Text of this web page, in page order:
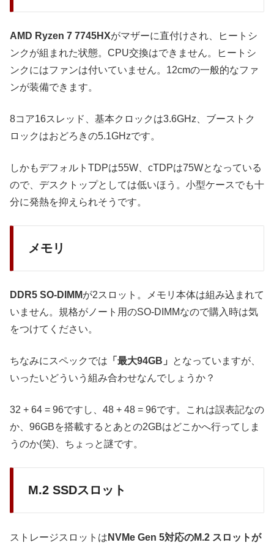
AMD Ryzen 7 7745HXがマザーに直付けされ、ヒートシ
ンクが組まれた状態。CPU交換はできません。ヒートシ
ンクにはファンは付いていません。12cmの一般的なファ
ンが装備できます。
8コア16スレッド、基本クロックは3.6GHz、ブーストク
ロックはおどろきの5.1GHzです。
しかもデフォルトTDPは55W、cTDPは75Wとなっている
ので、デスクトップとしては低いほう。小型ケースでも十
分に発熱を抑えられそうです。
メモリ
DDR5 SO-DIMMが2スロット。メモリ本体は組み込まれて
いません。規格がノート用のSO-DIMMなので購入時は気
をつけてください。
ちなみにスペックでは 「最大94GB」
となっていますが、
いったいどういう組み合わせなんでしょうか？
32 + 64 = 96ですし、48 + 48 = 96です。これは誤表記なの
か、96GBを搭載するとあとの2GBはどこかへ行ってしま
うのか(笑)、ちょっと謎です。
M.2 SSDスロット
ストレージスロットは NVMe Gen 5対応のM.2 スロットが